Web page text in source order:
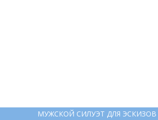
МУЖСКОЙ СИЛУЭТ ДЛЯ